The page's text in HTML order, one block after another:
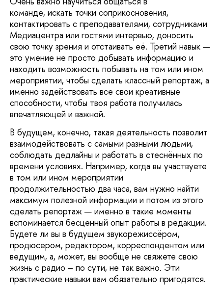
команде, искать точки соприкосновения,
контактировать с преподавателями, сотрудниками
Медиацентра или гостями интервью, доносить
свою точку зрения и отстаивать её. Третий навык —
это умение не просто добывать информацию и
находить возможность побывать на том или ином
мероприятии, чтобы сделать классный репортаж, а
именно задействовать все свои креативные
способности, чтобы твоя работа получилась
впечатляющей и важной.
В будущем, конечно, такая деятельность позволит
взаимодействовать с самыми разными людьми,
соблюдать дедлайны и работать в стеснённых по
времени условиях. Например, когда вы участвуете
в том или ином мероприятии
продолжительностью два часа, вам нужно найти
максимум полезной информации и потом из этого
сделать репортаж — именно в такие моменты
вспоминается бесценный опыт работы в редакции.
Будете ли вы в будущем звукорежиссёром,
продюсером, редактором, корреспондентом или
ведущим, а, может, вы вообще не свяжете свою
жизнь с радио – по сути, не так важно. Эти
практические навыки вам обязательно пригодятся.